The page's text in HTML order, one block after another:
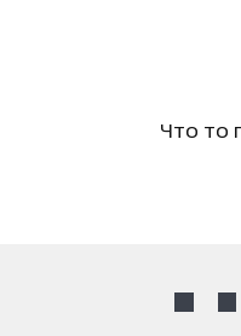
Что то